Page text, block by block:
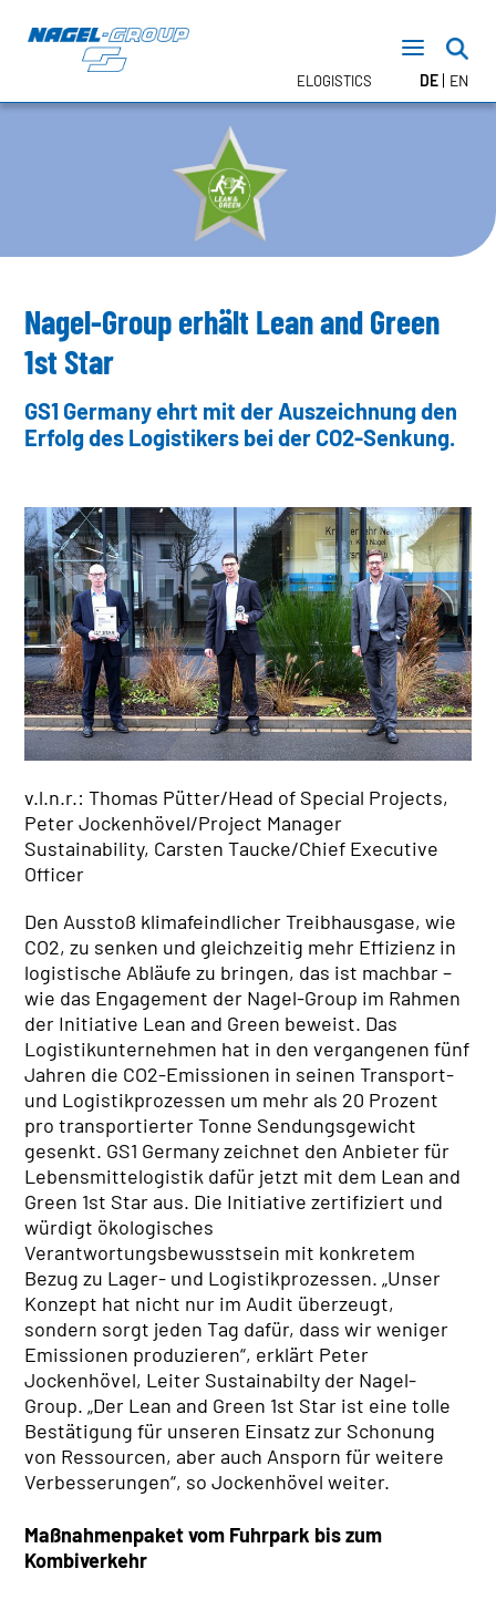
Inhouse Logistik
TEMPERATURBEREICHE
NEWSROOM
STANDORTFINDER
NETZWERK
Dänemark
Deutschland
Österreich
Polen
Schweden
Schweiz
Tschechien
NAGEL-GROUP
Verwaltungsrat
Board of Directors
Daten & Fakten
Firmengeschichte
Policy
Compliance
IT EXZELLENZ
TrendRadar
IT Kompetenz
IT Leistungen
QUALITÄT
Zertifikate
REAL ESTATE
NACHHALTIGKEIT
ENGAGEMENT
ELOGISTICS DE EN
Nagel-Group erhält Lean and Green
1st Star
GS1 Germany ehrt mit der Auszeichnung den
Erfolg des Logistikers bei der CO2-Senkung.
v.l.n.r.: Thomas Pütter/Head of Special Projects,
Peter Jockenhövel/Project Manager
Sustainability, Carsten Taucke/Chief Executive
Officer
Den Ausstoß klimafeindlicher Treibhausgase, wie
CO2, zu senken und gleichzeitig mehr Effizienz in
logistische Abläufe zu bringen, das ist machbar –
wie das Engagement der Nagel-Group im Rahmen
der Initiative Lean and Green beweist. Das
Logistikunternehmen hat in den vergangenen fünf
Jahren die CO2-Emissionen in seinen Transport-
und Logistikprozessen um mehr als 20 Prozent
pro transportierter Tonne Sendungsgewicht
gesenkt. GS1 Germany zeichnet den Anbieter für
Lebensmittelogistik dafür jetzt mit dem Lean and
Green 1st Star aus. Die Initiative zertifiziert und
würdigt ökologisches
Verantwortungsbewusstsein mit konkretem
Bezug zu Lager- und Logistikprozessen. „Unser
Konzept hat nicht nur im Audit überzeugt,
sondern sorgt jeden Tag dafür, dass wir weniger
Emissionen produzieren“, erklärt Peter
Jockenhövel, Leiter Sustainabilty der Nagel-
Group. „Der Lean and Green 1st Star ist eine tolle
Bestätigung für unseren Einsatz zur Schonung
von Ressourcen, aber auch Ansporn für weitere
Verbesserungen“, so Jockenhövel weiter.
Maßnahmenpaket vom Fuhrpark bis zum
Kombiverkehr